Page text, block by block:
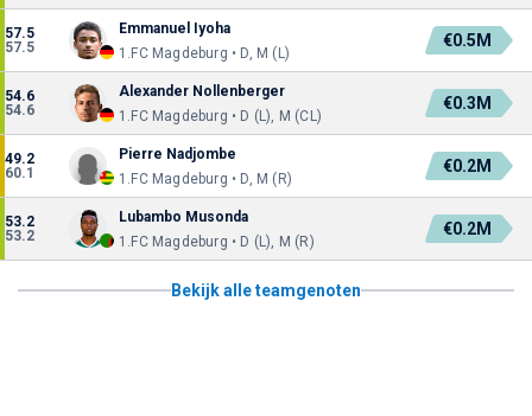
57.5
57.5
Emmanuel Iyoha
1.FC Magdeburg • D, M (L)
€0.5M
54.6
54.6
Alexander Nollenberger
1.FC Magdeburg • D (L), M (CL)
€0.3M
49.2
60.1
Pierre Nadjombe
1.FC Magdeburg • D, M (R)
€0.2M
53.2
53.2
Lubambo Musonda
1.FC Magdeburg • D (L), M (R)
€0.2M
Bekijk alle teamgenoten